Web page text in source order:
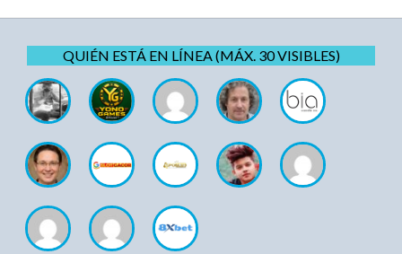
QUIÉN ESTÁ EN LÍNEA (MÁX. 30 VISIBLES)